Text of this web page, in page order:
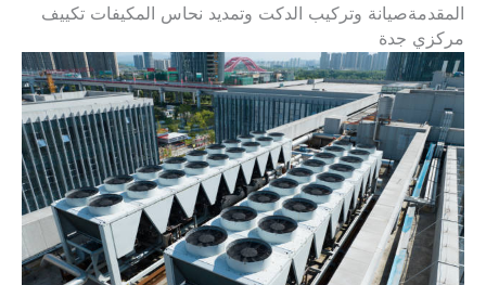
المقدمةصيانة وتركيب الدكت وتمديد نحاس المكيفات تكييف
مركزي جدة